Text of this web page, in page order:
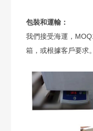
包裝和運輸：
我們接受海運，
箱，或根據客戶要求。